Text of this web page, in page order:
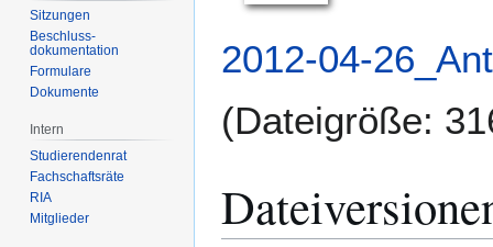
2012-04-
(Dateigröße:
Sitzungen
Beschluss-
dokumentation
Formulare
Dokumente
Intern
Studierendenrat
Fachschaftsräte
RIA
Mitglieder